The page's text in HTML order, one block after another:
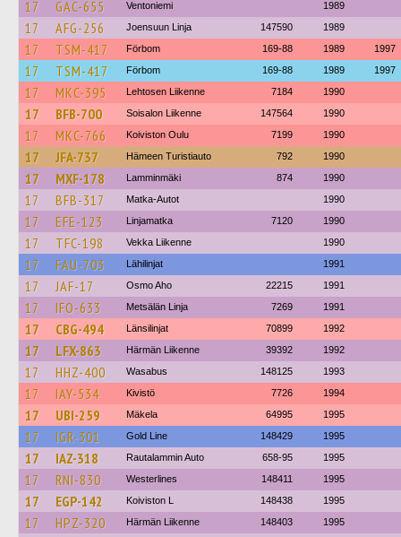
17 GAC-655 Ventoniemi 1989
17 AFG-256 Joensuun Linja 147590 1989
17 TSM-417 Förbom 169-88 1989 1997
17 TSM-417 Förbom 169-88 1989 1997
17 MKC-395 Lehtosen Liikenne 7184 1990
17 BFB-700 Soisalon Liikenne 147564 1990
17 MKC-766 Koiviston Oulu 7199 1990
17 JFA-737 Hämeen Turistiauto 792 1990
17 MXF-178 Lamminmäki 874 1990
17 BFB-317 Matka-Autot 1990
17 EFE-123 Linjamatka 7120 1990
17 TFC-198 Vekka Liikenne 1990
17 FAU-703 Lähilinjat 1991
17 JAF-17 Osmo Aho 22215 1991
17 IFO-633 Metsälän Linja 7269 1991
17 CBG-494 Länsilinjat 70899 1992
17 LFX-863 Härmän Liikenne 39392 1992
17 HHZ-400 Wasabus 148125 1993
17 IAY-534 Kivistö 7726 1994
17 UBI-259 Mäkela 64995 1995
17 IGR-301 Gold Line 148429 1995
17 IAZ-318 Rautalammin Auto 658-95 1995
17 RNI-830 Westerlines 148411 1995
17 EGP-142 Koiviston L 148438 1995
17 HPZ-320 Härmän Liikenne 148403 1995